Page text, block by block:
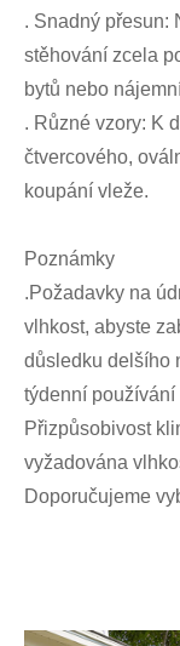
. Snadný přesun:
stěhování zcela
bytů nebo
. Různé vzory: K
čtvercového,
koupání vleže. ‌
Poznámky
.‌Požadavky na
vlhkost, abyste
důsledku delšího
týdenní
‌Přizpůsobivost
vyžadována
Doporučujeme